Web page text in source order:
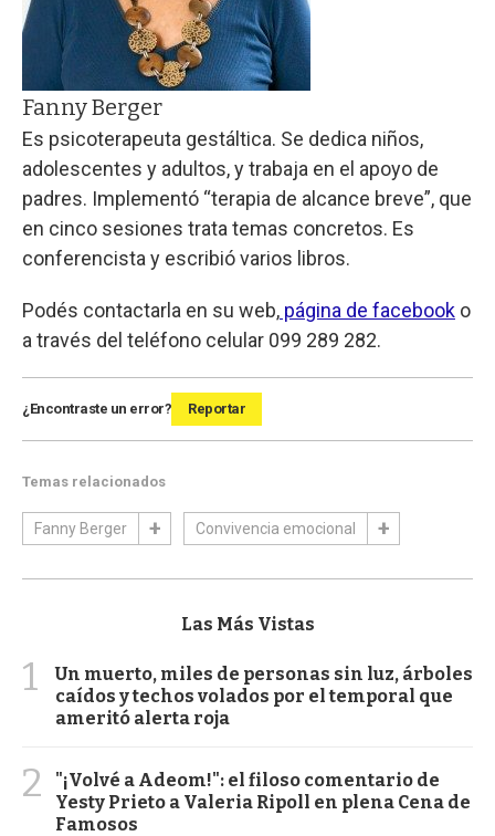
Fanny Berger
Es psicoterapeuta gestáltica. Se dedica niños,
adolescentes y adultos, y trabaja en el apoyo de
padres. Implementó “terapia de alcance breve”, que
en cinco sesiones trata temas concretos. Es
conferencista y escribió varios libros.
Podés contactarla en su web, página de facebook o
a través del teléfono celular 099 289 282.
¿Encontraste un error? Reportar
Temas relacionados
Fanny Berger Convivencia emocional
Las Más Vistas
1
Un muerto, miles de personas sin luz, árboles
caídos y techos volados por el temporal que
ameritó alerta roja
2
"¡Volvé a Adeom!": el filoso comentario de
Yesty Prieto a Valeria Ripoll en plena Cena de
Famosos